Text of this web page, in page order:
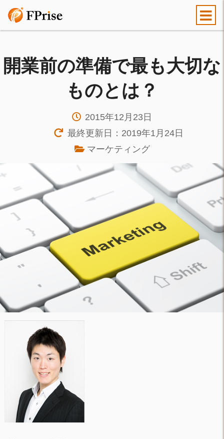
開業前の準備で最も大切な
ものとは？
2015年12月23日
最終更新日：2019年1月24日
マーケティング